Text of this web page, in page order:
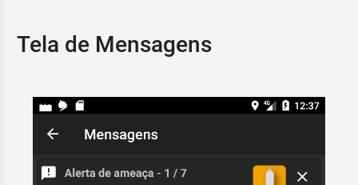
Tela de Mensagens